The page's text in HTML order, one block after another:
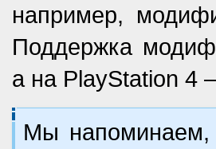
например,
Поддержка
а на PlayStation 4
Мы напоминаем,